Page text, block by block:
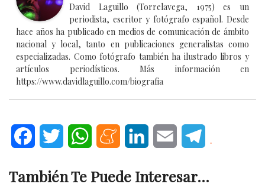
David Laguillo (Torrelavega, 1975) es un
periodista, escritor y fotógrafo español. Desde
hace años ha publicado en medios de comunicación de ámbito
nacional y local, tanto en publicaciones generalistas como
especializadas. Como fotógrafo también ha ilustrado libros y
artículos periodísticos. Más información en
https://www.davidlaguillo.com/biografia
FacebookTwitter WhatsAppMeneameLinkedInEmail .
También Te Puede Interesar...